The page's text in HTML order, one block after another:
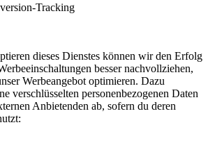
Tracking
dieses Dienstes können wir den Erfolg
besser nachvollziehen,
Werbeangebot optimieren. Dazu
verschlüsselten personenbezogenen Daten
Anbietenden ab, sofern du deren